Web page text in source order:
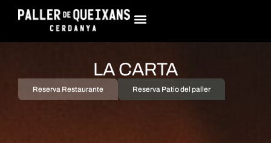
LA CARTA
Reserva Restaurante Reserva Patio del paller